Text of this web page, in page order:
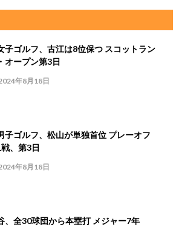
子ゴルフ、古江は8位保つ スコットラン
オープン第3日
年8月18日
子ゴルフ、松山が単独首位 プレーオフ
、第3日
年8月18日
、全30球団から本塁打 メジャー7年